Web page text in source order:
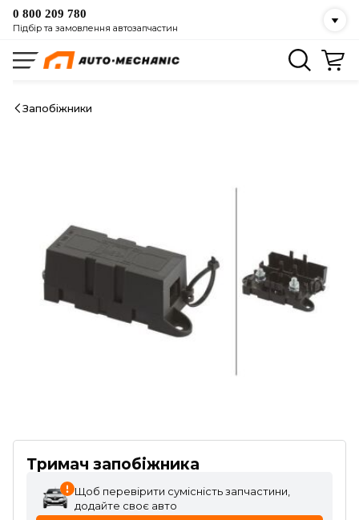
0 800 209 780
Підбір та замовлення автозапчастин
Запобіжники
Тримач запобіжника
Щоб перевірити сумісність запчастини,
додайте своє авто